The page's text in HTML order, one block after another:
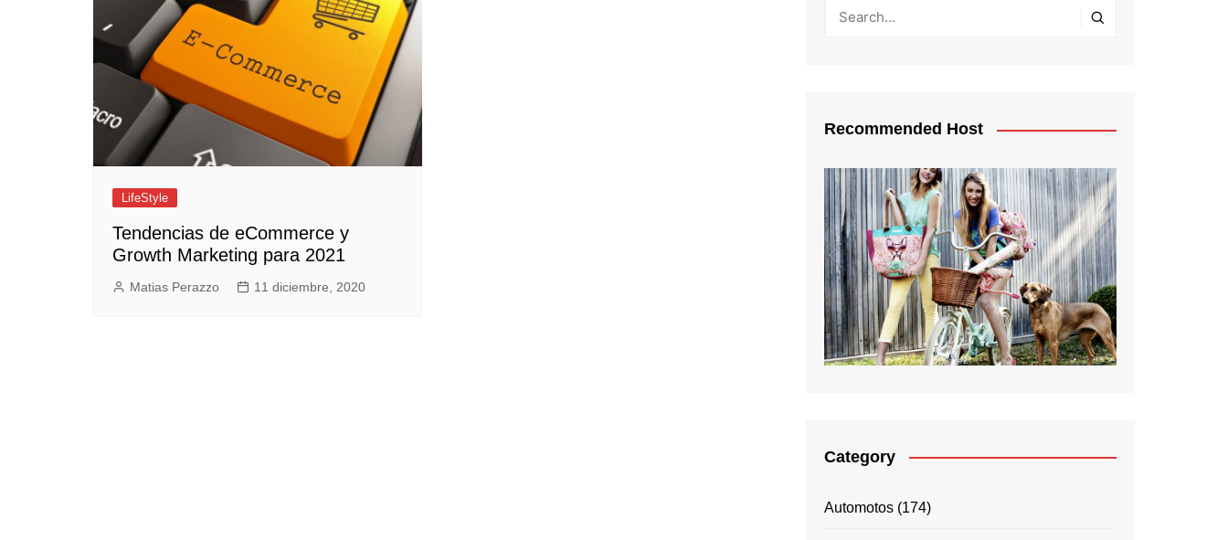
Empresas y Negocios
Automotos
Espectáculos
Trendy News
LifeStyle
LifeStyle
Tendencias de eCommerce y
Growth Marketing para 2021
Matias Perazzo 11 diciembre, 2020
Recommended Host
Category
Automotos (174)